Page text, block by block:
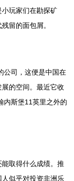
玩家们在勘探矿
留的面包屑。
公司，这便是中国在
的空间。最近它收
内斯堡11英里之外的
取得什么成绩。推
似乎对投资非洲乐